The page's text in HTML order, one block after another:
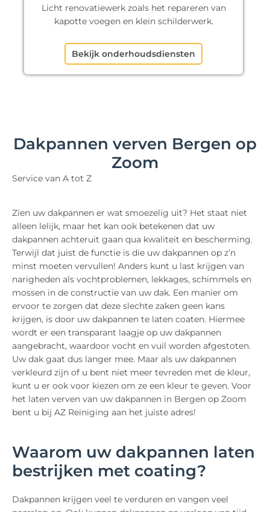
Licht renovatiewerk zoals het repareren van
kapotte voegen en klein schilderwerk.
Bekijk onderhoudsdiensten
Dakpannen verven Bergen op
Zoom
Service van A tot Z
Zien uw dakpannen er wat smoezelig uit? Het staat niet
alleen lelijk, maar het kan ook betekenen dat uw
dakpannen achteruit gaan qua kwaliteit en bescherming.
Terwijl dat juist de functie is die uw dakpannen op z’n
minst moeten vervullen! Anders kunt u last krijgen van
narigheden als vochtproblemen, lekkages, schimmels en
mossen in de constructie van uw dak. Een manier om
ervoor te zorgen dat deze slechte zaken geen kans
krijgen, is door uw dakpannen te laten coaten. Hiermee
wordt er een transparant laagje op uw dakpannen
aangebracht, waardoor vocht en vuil worden afgestoten.
Uw dak gaat dus langer mee. Maar als uw dakpannen
verkleurd zijn of u bent niet meer tevreden met de kleur,
kunt u er ook voor kiezen om ze een kleur te geven. Voor
het laten verven van uw dakpannen in Bergen op Zoom
bent u bij AZ Reiniging aan het juiste adres!
Waarom uw dakpannen laten
bestrijken met coating?
Dakpannen krijgen veel te verduren en vangen veel